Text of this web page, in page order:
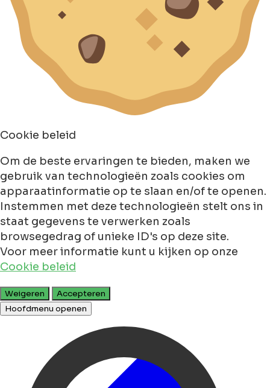
Cookie beleid
Om de beste ervaringen te bieden, maken we
gebruik van technologieën zoals cookies om
apparaatinformatie op te slaan en/of te openen.
Instemmen met deze technologieën stelt ons in
staat gegevens te verwerken zoals
browsegedrag of unieke ID's op deze site.
Voor meer informatie kunt u kijken op onze
Cookie beleid
Weigeren
Accepteren
Hoofdmenu openen